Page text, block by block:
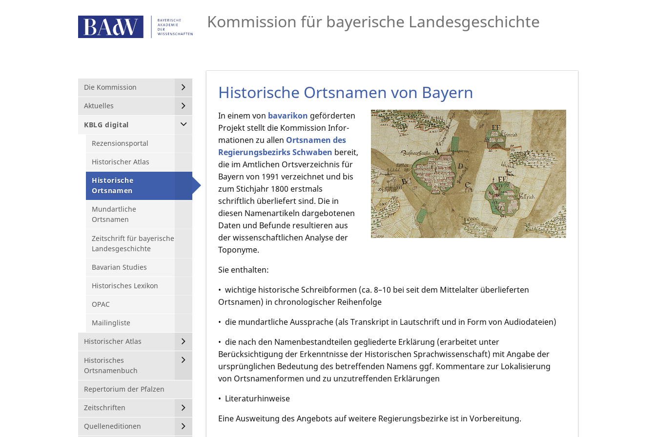
Kommission für bayerische Landesgeschichte
Die Kommission
Aktuelles
KBLG digital
Rezensionsportal
Historischer Atlas
Historische
Ortsnamen
Mundartliche
Ortsnamen
Zeitschrift für bayerische
Landesgeschichte
Bavarian Studies
Historisches Lexikon
OPAC
Mailingliste
Historischer Atlas
Historisches
Ortsnamenbuch
Repertorium der Pfalzen
Zeitschriften
Quelleneditionen
Historische Ortsnamen von Bayern
In einem von bavarikon geförderten
Projekt stellt die Kommission Infor­
mationen zu allen Ortsnamen des
Regierungsbezirks Schwaben bereit,
die im Amtlichen Ortsverzeichnis für
Bayern von 1991 verzeichnet und bis
zum Stichjahr 1800 erstmals
schriftlich überliefert sind. Die in
diesen Namen­artikeln dargebotenen
Daten und Befunde resultieren aus
der wissen­schaftlichen Analyse der
Toponyme.
Sie enthalten:
• wichtige historische Schreibformen (ca. 8–10 bei seit dem Mittelalter überlieferten
Ortsnamen) in chronologischer Reihenfolge
• die mundartliche Aussprache (als Transkript in Lautschrift und in Form von Audiodateien)
• die nach den Namenbestandteilen gegliederte Erklärung (erarbeitet unter
Berücksichtigung der Erkenntnisse der Historischen Sprachwissenschaft) mit Angabe der
ursprünglichen Bedeutung des betreffenden Namens ggf. Kommentare zur Lokalisierung
von Ortsnamenformen und zu unzutreffenden Erklärungen
• Literaturhinweise
Eine Ausweitung des Angebots auf weitere Regierungsbezirke ist in Vorbereitung.